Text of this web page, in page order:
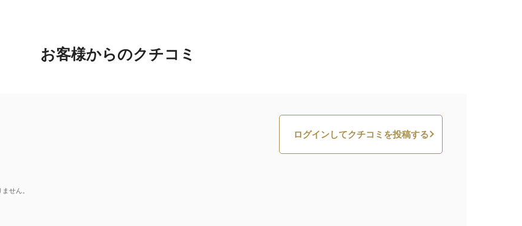
お客様からのクチコミ
せん。
ログインしてクチコミを投稿する